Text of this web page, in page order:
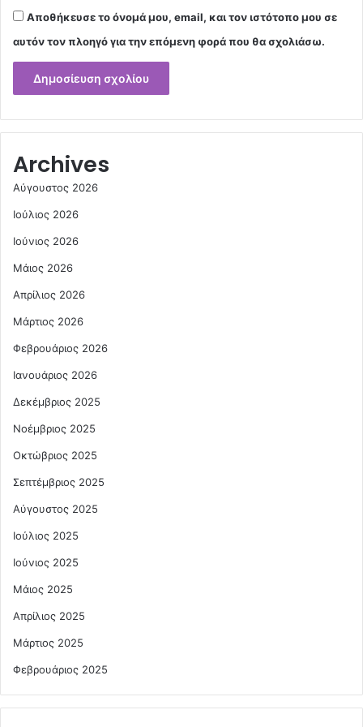
Αποθήκευσε το όνομά μου, email, και τον ιστότοπο μου σε
αυτόν τον πλοηγό για την επόμενη φορά που θα σχολιάσω.
Archives
Αύγουστος 2026
Ιούλιος 2026
Ιούνιος 2026
Μάιος 2026
Απρίλιος 2026
Μάρτιος 2026
Φεβρουάριος 2026
Ιανουάριος 2026
Δεκέμβριος 2025
Νοέμβριος 2025
Οκτώβριος 2025
Σεπτέμβριος 2025
Αύγουστος 2025
Ιούλιος 2025
Ιούνιος 2025
Μάιος 2025
Απρίλιος 2025
Μάρτιος 2025
Φεβρουάριος 2025